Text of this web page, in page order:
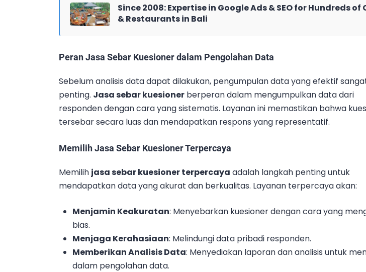
Since 2008: Expertise in Google Ads & SEO for Hundreds of
& Restaurants in Bali
PeranJasa Sebar Kuesionerdalam Pengolahan Data
Sebelum analisis data dapat dilakukan, pengumpulan data yang efektif
penting. Jasa sebar kuesioner berperan dalam mengumpulkan data dari
responden dengan cara yang sistematis. Layanan ini memastikan bahwa
tersebar secara luas dan mendapatkan respons yang representatif.
MemilihJasa Sebar Kuesioner Terpercaya
Memilih jasa sebar kuesioner terpercaya adalah langkah penting untuk
mendapatkan data yang akurat dan berkualitas. Layanan terpercaya akan:
Menjamin Keakuratan: Menyebarkan kuesioner dengan cara yang
bias.
Menjaga Kerahasiaan: Melindungi data pribadi responden.
Memberikan Analisis Data: Menyediakan laporan dan analisis untuk
dalam pengolahan data.